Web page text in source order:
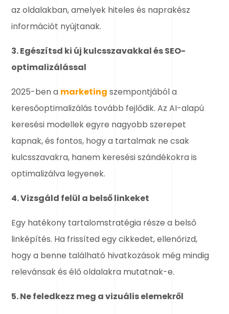
az oldalakban, amelyek hiteles és naprakész
információt nyújtanak.
3. Egészítsd ki új kulcsszavakkal és SEO-
optimalizálással
2025-ben a marketing szempontjából a
keresőoptimalizálás tovább fejlődik. Az AI-alapú
keresési modellek egyre nagyobb szerepet
kapnak, és fontos, hogy a tartalmak ne csak
kulcsszavakra, hanem keresési szándékokra is
optimalizálva legyenek.
4. Vizsgáld felül a belső linkeket
Egy hatékony tartalomstratégia része a belső
linképítés. Ha frissíted egy cikkedet, ellenőrizd,
hogy a benne található hivatkozások még mindig
relevánsak és élő oldalakra mutatnak-e.
5. Ne feledkezz meg a vizuális elemekről